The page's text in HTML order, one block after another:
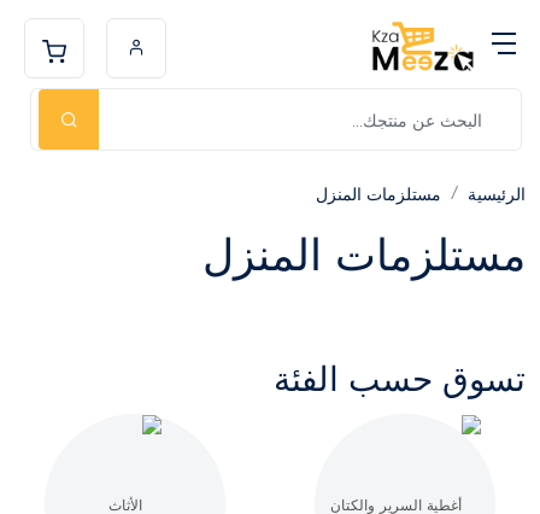
الرئيسية مستلزمات المنزل
مستلزمات المنزل
تسوق حسب الفئة